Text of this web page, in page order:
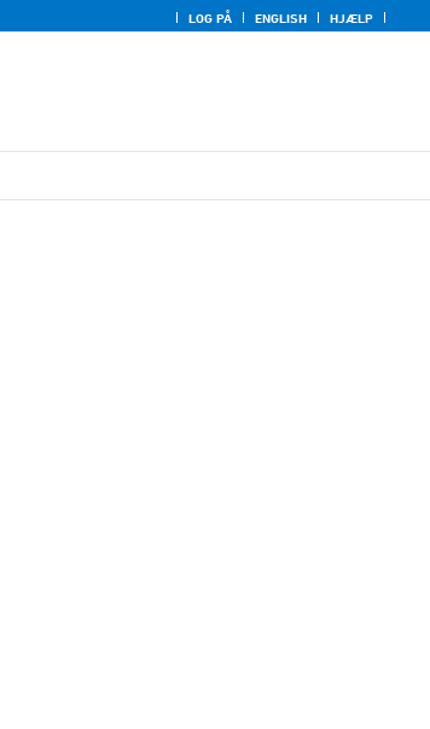
LOG PÅ ENGLISH HJÆLP